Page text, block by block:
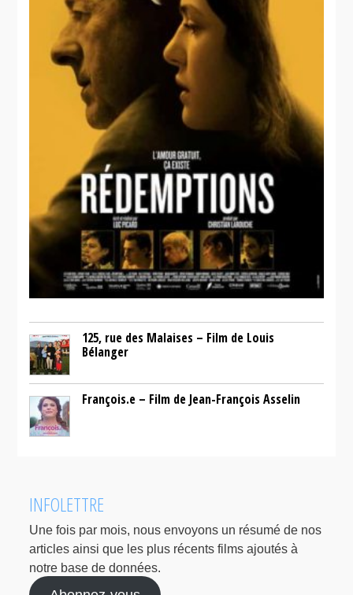
125, rue des Malaises – Film de Louis
Bélanger
François.e – Film de Jean-François Asselin
INFOLETTRE
Une fois par mois, nous envoyons un résumé de nos
articles ainsi que les plus récents films ajoutés à
notre base de données.